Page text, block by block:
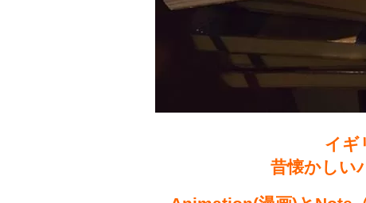
イギ
昔懐かしい